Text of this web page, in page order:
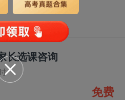
长选课咨询
免费